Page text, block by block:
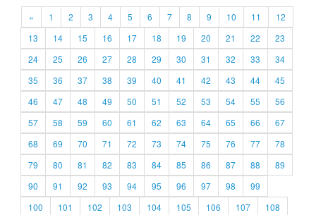
« 1 2 3 4 5 6 7 8 9 10 11
12
13
14 15 16 17 18 19 20 21 22
23
24
25 26 27 28 29 30 31 32 33
34
35
36 37 38 39 40 41 42 43 44
45
46
47 48 49 50 51 52 53 54 55
56
57
58 59 60 61 62 63 64 65 66
67
68
69 70 71 72 73 74 75 76 77
78
79
80 81 82 83 84 85 86 87 88
89
90
91 92 93 94 95 96 97 98
99
100
101 102 103 104 105 106 107
108